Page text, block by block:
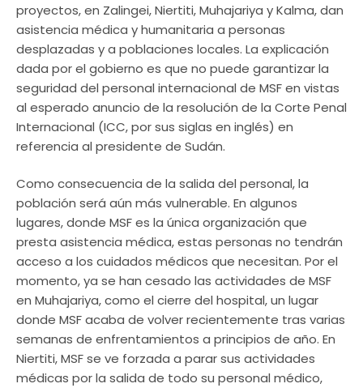
proyectos, en Zalingei, Niertiti, Muhajariya y Kalma, dan
asistencia médica y humanitaria a personas
desplazadas y a poblaciones locales. La explicación
dada por el gobierno es que no puede garantizar la
seguridad del personal internacional de MSF en vistas
al esperado anuncio de la resolución de la Corte Penal
Internacional (ICC, por sus siglas en inglés) en
referencia al presidente de Sudán.
Como consecuencia de la salida del personal, la
población será aún más vulnerable. En algunos
lugares, donde MSF es la única organización que
presta asistencia médica, estas personas no tendrán
acceso a los cuidados médicos que necesitan. Por el
momento, ya se han cesado las actividades de MSF
en Muhajariya, como el cierre del hospital, un lugar
donde MSF acaba de volver recientemente tras varias
semanas de enfrentamientos a principios de año. En
Niertiti, MSF se ve forzada a parar sus actividades
médicas por la salida de todo su personal médico,